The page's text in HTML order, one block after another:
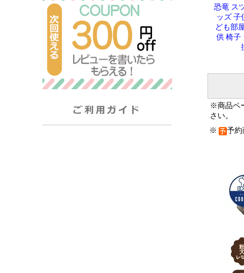
恐竜 ス
ッズ 子
ども部
供 椅子
※商品ペ
さい。
※ 予